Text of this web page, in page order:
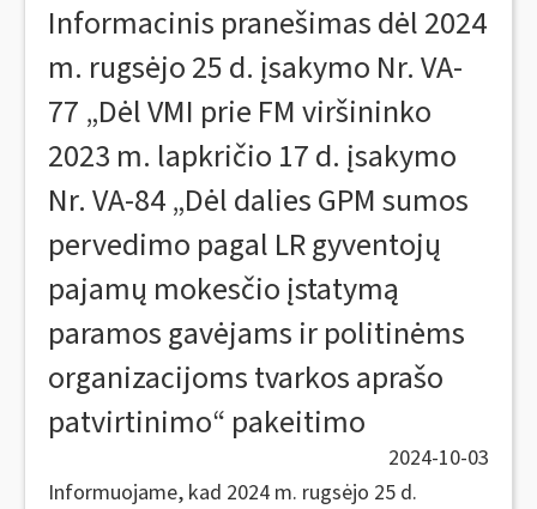
Informacinis pranešimas dėl 2024
m. rugsėjo 25 d. įsakymo Nr. VA-
77 „Dėl VMI prie FM viršininko
2023 m. lapkričio 17 d. įsakymo
Nr. VA-84 „Dėl dalies GPM sumos
pervedimo pagal LR gyventojų
pajamų mokesčio įstatymą
paramos gavėjams ir politinėms
organizacijoms tvarkos aprašo
patvirtinimo“ pakeitimo
2024-10-03
Informuojame, kad 2024 m. rugsėjo 25 d.